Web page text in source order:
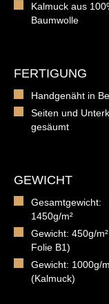
Kalmuck aus
Baumwolle
FERTIGUNG
Handgenäht in
Seiten und
gesäumt
GEWICHT
Gesamtgewicht:
1450g/m²
Gewicht: 450g/
Folie B1)
Gewicht: 1000g/
(Kalmuck)